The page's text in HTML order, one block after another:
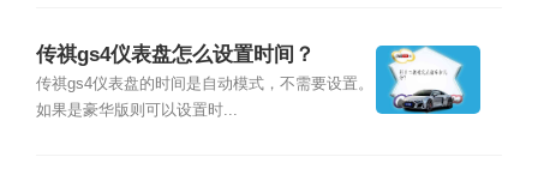
传祺gs4仪表盘怎么设置时间？
传祺gs4仪表盘的时间是自动模式，不需要设置。
如果是豪华版则可以设置时...